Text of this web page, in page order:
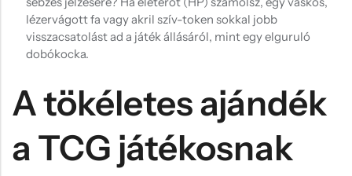
lézervágott fa vagy akril szív-token sokkal jobb
visszacsatolást ad a játék állásáról, mint egy elguruló
dobókocka.
A tökéletes ajándék
a TCG játékosnak